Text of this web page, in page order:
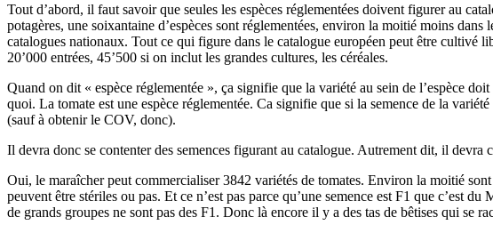
Tout d’abord, il faut savoir que seules les espèces réglementées doivent figurer au
potagères, une soixantaine d’espèces sont réglementées, environ la moitié moins
catalogues nationaux. Tout ce qui figure dans le catalogue européen peut être cultivé
20’000 entrées, 45’500 si on inclut les grandes cultures, les céréales.
Quand on dit « espèce réglementée », ça signifie que la variété au sein de l’espèce
quoi. La tomate est une espèce réglementée. Ca signifie que si la semence de la
(sauf à obtenir le COV, donc).
Il devra donc se contenter des semences figurant au catalogue. Autrement dit, il
Oui, le maraîcher peut commercialiser 3842 variétés de tomates. Environ la moitié
peuvent être stériles ou pas. Et ce n’est pas parce qu’une semence est F1 que c’est
de grands groupes ne sont pas des F1. Donc là encore il y a des tas de bêtises qui se